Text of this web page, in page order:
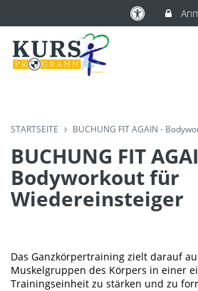
STARTSEITE BUCHUNG FIT AGAIN -
BUCHUNG FIT
Bodyworkout für
Wiedereinsteiger
Das Ganzkörpertraining zielt darauf
Muskelgruppen des Körpers in einer
Trainingseinheit zu stärken und zu